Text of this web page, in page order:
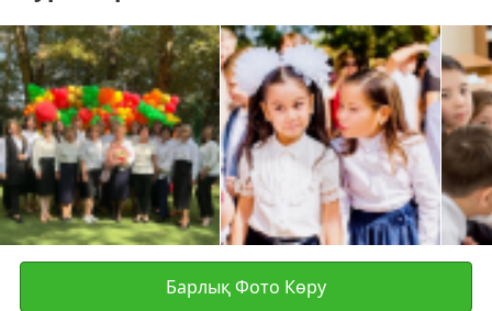
Барлық Фото Көру